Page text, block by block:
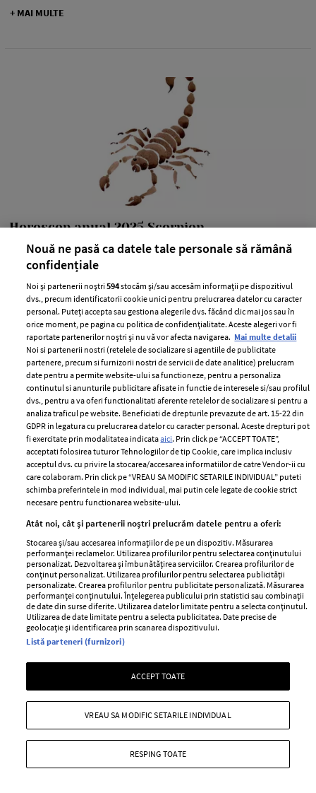
+ MAI MULTE
Horoscop anual 2025 Scorpion.
Previziuni pentru zodia Scorpion, în
2025
HOROSCOP 12 noiembrie 2024
Ești născută în zodia Scorpion? Atunci cu siguranță vrei
să afli principalele previziuni din horoscop anual 2025,
zodia Scorpion.
+ MAI MULTE
Horoscop anual 2025 Balanță.
Previziuni pentru zodia Balanță, în 2025
HOROSCOP 05 noiembrie 2024
Ești născută în zodia Balanță? Atunci cu siguranță vrei să
afli principalele previziuni din horoscop anual 2025,
+ MAI MULTE
Nouă ne pasă ca datele tale personale să rămână
confidențiale
Noi și partenerii noștri594stocăm și/sau accesăm informații pe dispozitivul
dvs., precum identificatorii cookie unici pentru prelucrarea datelor cu caracter
personal. Puteți accepta sau gestiona alegerile dvs. făcând clic mai jos sau în
orice moment, pe pagina cu politica de confidențialitate. Aceste alegeri vor fi
raportate partenerilor noștri și nu vă vor afecta navigarea. Mai multe detalii
Noi si partenerii nostri (retelele de socializare si agentiile de publicitate
partenere, precum si furnizorii nostri de servicii de date analitice) prelucram
date pentru a permite website-ului sa functioneze, pentru a personaliza
continutul si anunturile publicitare afisate in functie de interesele si/sau profilul
dvs., pentru a va oferi functionalitati aferente retelelor de socializare si pentru a
analiza traficul pe website. Beneficiati de drepturile prevazute de art. 15-22 din
GDPR in legatura cu prelucrarea datelor cu caracter personal. Aceste drepturi pot
fi exercitate prin modalitatea indicataaici. Prin click pe “ACCEPT TOATE”,
acceptati folosirea tuturor Tehnologiilor de tip Cookie, care implica inclusiv
acceptul dvs. cu privire la stocarea/accesarea informatiilor de catre Vendor-ii cu
care colaboram. Prin click pe “VREAU SA MODIFIC SETARILE INDIVIDUAL” puteti
schimba preferintele in mod individual, mai putin cele legate de cookie strict
necesare pentru functionarea website-ului.
Atât noi, cât și partenerii noștri prelucrăm datele pentru a oferi:
Stocarea și/sau accesarea informațiilor de pe un dispozitiv. Măsurarea
performanței reclamelor. Utilizarea profilurilor pentru selectarea conținutului
personalizat. Dezvoltarea și îmbunătățirea serviciilor. Crearea profilurilor de
conținut personalizat. Utilizarea profilurilor pentru selectarea publicității
personalizate. Crearea profilurilor pentru publicitate personalizată. Măsurarea
performanței conținutului. Înțelegerea publicului prin statistici sau combinații
de date din surse diferite. Utilizarea datelor limitate pentru a selecta conținutul.
Utilizarea de date limitate pentru a selecta publicitatea. Date precise de
geolocație și identificarea prin scanarea dispozitivului.
Listă parteneri (furnizori)
ACCEPT TOATE
RESPING TOATE
VREAU SA MODIFIC SETARILE INDIVIDUAL